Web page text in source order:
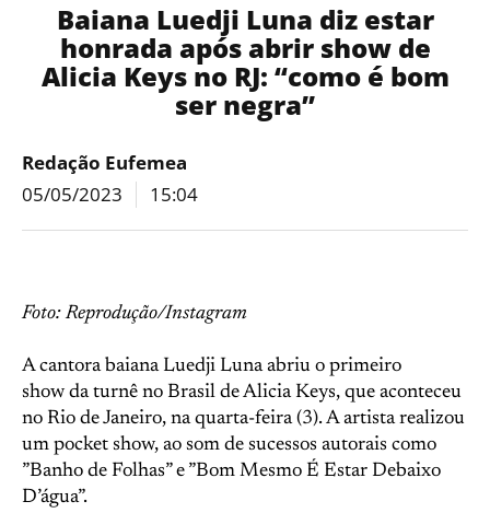
Baiana Luedji Luna diz estar
honrada após abrir show de
Alicia Keys no RJ: “como é bom
ser negra”
Redação Eufemea
05/05/2023
15:04
Foto: Reprodução/Instagram
A cantora baiana Luedji Luna abriu o primeiro
show da turnê no Brasil de Alicia Keys, que aconteceu
no Rio de Janeiro, na quarta-feira (3). A artista realizou
um pocket show, ao som de sucessos autorais como
”Banho de Folhas” e ”Bom Mesmo É Estar Debaixo
D’água”.